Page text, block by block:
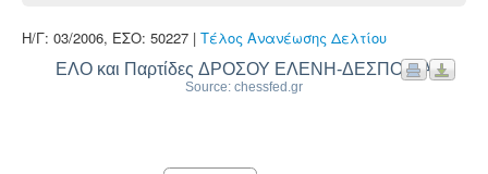
Η/Γ: 03/2006, ΕΣΟ: 50227 | Τέλος Ανανέωσης Δελτίου
ΕΛΟ και Παρτίδες ΔΡΟΣΟΥ ΕΛΕΝΗ-ΔΕΣΠΟΙΝΑ
Source: chessfed.gr